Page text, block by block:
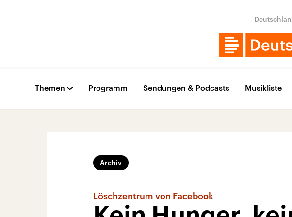
Themen Programm Sendungen & Podcasts Musikliste
Archiv
Löschzentrum von Facebook